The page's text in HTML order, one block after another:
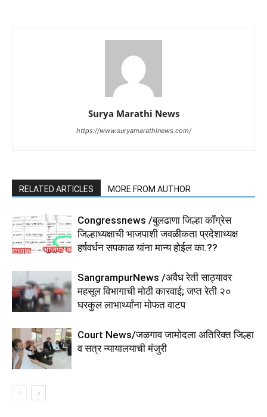
Surya Marathi News
https://www.suryamarathinews.com/
RELATED ARTICLES MORE FROM AUTHOR
Congressnews /बुलढाणा जिल्हा कॉंग्रेस
जिल्हाध्यक्षाची भाजपाशी जवळीकता प्रदेशाध्यक्ष
हर्षवर्धन सपकाळ यांना मान्य होईल का.??
SangrampurNews /अवैध रेती साठ्यावर
महसूल विभागाची मोठी कारवाई; जप्त रेती २०
घरकुल लाभार्थ्यांना मोफत वाटप
Court News/जळगाव जामोदला अतिरिक्त जिल्हा
व सत्र न्यायालयाची मंजुरी